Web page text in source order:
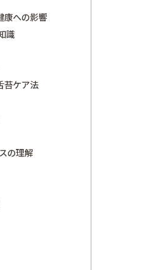
康への影響
識
苔ケア法
の理解